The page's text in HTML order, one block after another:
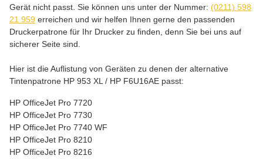
Gerät nicht passt. Sie können uns unter der Nummer: (0211) 598
21 959 erreichen und wir helfen Ihnen gerne den passenden
Druckerpatrone für Ihr Drucker zu finden, denn Sie bei uns auf
sicherer Seite sind.
Hier ist die Auflistung von Geräten zu denen der alternative
Tintenpatrone HP 953 XL / HP F6U16AE passt:
HP OfficeJet Pro 7720
HP OfficeJet Pro 7730
HP OfficeJet Pro 7740 WF
HP OfficeJet Pro 8210
HP OfficeJet Pro 8216